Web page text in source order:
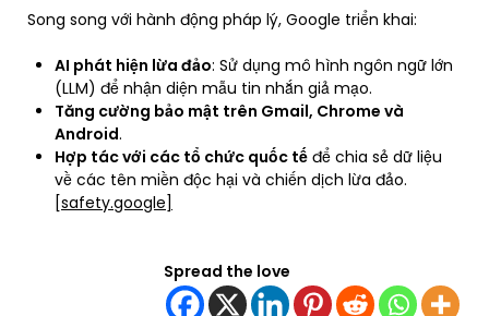
Song song với hành động pháp lý, Google triển khai:
AI phát hiện lừa đảo: Sử dụng mô hình ngôn ngữ lớn
(LLM) để nhận diện mẫu tin nhắn giả mạo.
Tăng cường bảo mật trên Gmail, Chrome và
Android.
Hợp tác với các tổ chức quốc tế để chia sẻ dữ liệu
về các tên miền độc hại và chiến dịch lừa đảo.
[safety.google]
Spread the love